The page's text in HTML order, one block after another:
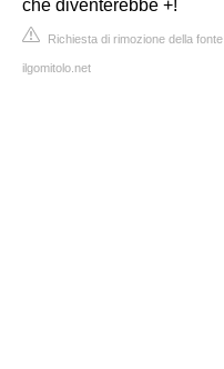
che diventerebbe +!
Richiesta di rimozione della fonte
ilgomitolo.net